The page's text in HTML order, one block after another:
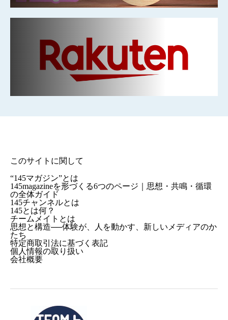
このサイトに関して
“145マガジン”とは
145magazineを形づくる6つのページ｜思想・共鳴・循環
の全体ガイド
145チャンネルとは
145とは何？
チームメイトとは
思想と構造──体験が、人を動かす、新しいメディアのか
たち
特定商取引法に基づく表記
個人情報の取り扱い
会社概要